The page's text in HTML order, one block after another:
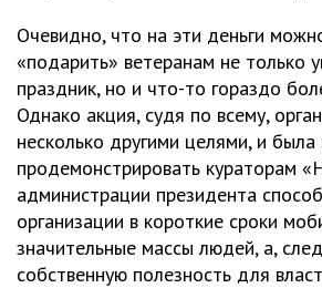
Очевидно, что на эти деньги
«подарить» ветеранам не только
праздник, но и что-то гораздо
Однако акция, судя по всему,
несколько другими целями, и была
продемонстрировать кураторам
администрации президента
организации в короткие сроки
значительные массы людей, а,
собственную полезность для